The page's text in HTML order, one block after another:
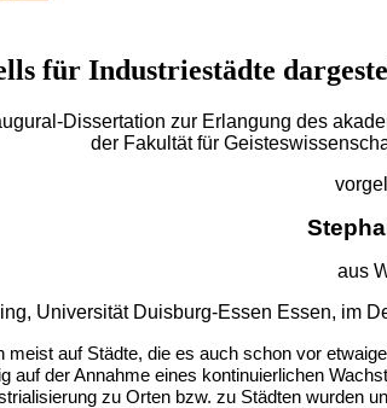
für Industriestädte
Dissertation zur Erlangung des
der Fakultät für
aus
Universität Duisburg-Essen Essen, im
auf Städte, die es auch schon vor
auf der Annahme eines kontinuierlichen
zu Orten bzw. zu Städten wurden